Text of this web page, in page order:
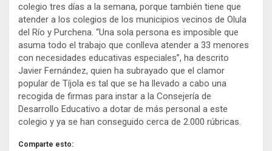
colegio tres días a la semana, porque también tiene que
atender a los colegios de los municipios vecinos de Olula
del Río y Purchena. “Una sola persona es imposible que
asuma todo el trabajo que conlleva atender a 33 menores
con necesidades educativas especiales”, ha descrito
Javier Fernández, quien ha subrayado que el clamor
popular de Tíjola es tal que se ha llevado a cabo una
recogida de firmas para instar a la Consejería de
Desarrollo Educativo a dotar de más personal a este
colegio y ya se han conseguido cerca de 2.000 rúbricas.
Comparte esto: